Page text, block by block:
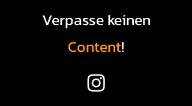
Verpasse keinen
Content!